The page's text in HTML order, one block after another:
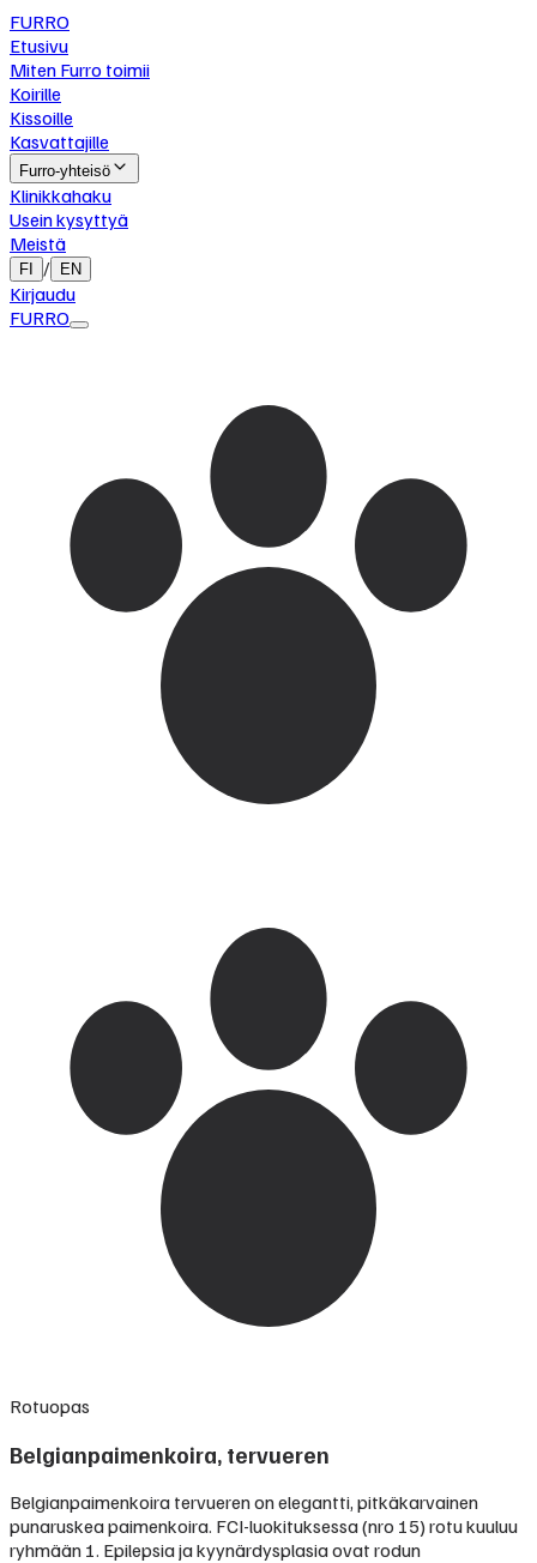
FURRO
Etusivu
Miten Furro toimii
Koirille
Kissoille
Kasvattajille
Furro-yhteisö
Klinikkahaku
Usein kysyttyä
Meistä
FI / EN
Kirjaudu
FURRO
Rotuopas
Belgianpaimenkoira, tervueren
Belgianpaimenkoira tervueren on elegantti, pitkäkarvainen
punaruskea paimenkoira. FCI-luokituksessa (nro 15) rotu kuuluu
ryhmään 1. Epilepsia ja kyynärdysplasia ovat rodun